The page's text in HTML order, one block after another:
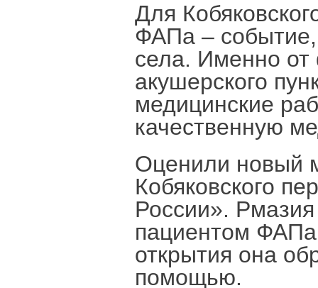
Для
ФАПа –
села. Именно
акушерского
медицинские
качественную
Оценили новый
Кобяковского
России».
пациентом
открытия она
помощью.